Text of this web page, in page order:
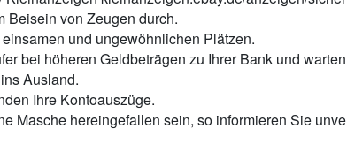
Beisein von Zeugen durch.
und ungewöhnlichen Plätzen.
bei höheren Geldbeträgen zu Ihrer Bank und
Ausland.
Ihre Kontoauszüge.
Masche hereingefallen sein, so informieren Sie